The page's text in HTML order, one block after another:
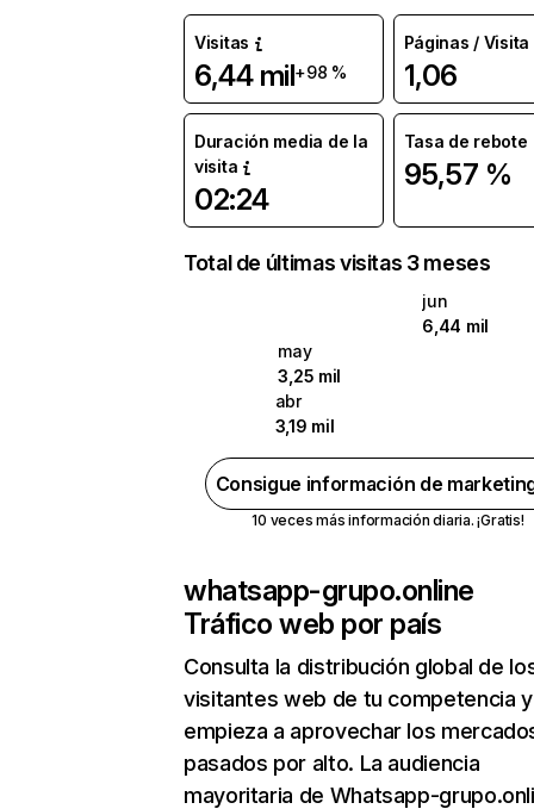
Visitas
6,44 mil+98 %
Páginas / Visita
1,06
Duración media de la
visita
02:24
Tasa de rebote
95,57 %
Total de últimas visitas 3 meses
jun
6,44 mil
may
3,25 mil
abr
3,19 mil
Consigue información de
10 veces más información diaria. ¡Gratis!
whatsapp-grupo.online
Tráfico web por país
Consulta la distribución global de
visitantes web de tu competencia y
empieza a aprovechar los
pasados por alto. La audiencia
mayoritaria de Whatsapp-